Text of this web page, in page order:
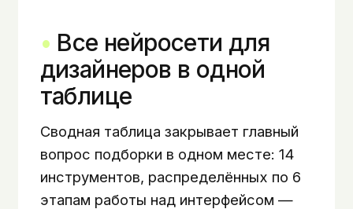
Все нейросети для
дизайнеров в одной
таблице
Сводная таблица закрывает главный
вопрос подборки в одном месте: 14
инструментов, распределённых по 6
этапам работы над интерфейсом —